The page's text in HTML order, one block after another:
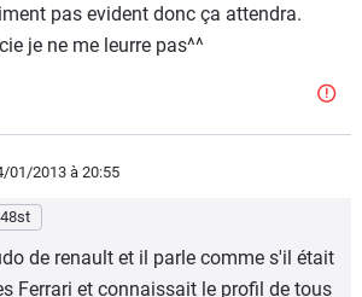
pas evident donc ça attendra.
je ne me leurre pas^^
01/2013 à 20:55
de renault et il parle comme s'il était
Ferrari et connaissait le profil de tous